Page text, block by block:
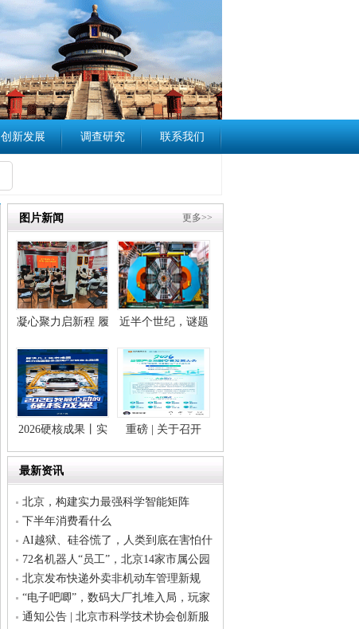
创新发展 调查研究 联系我们
图片新闻 更多>>
凝心聚力启新程 履
职担当促治理——
正义路社区工会召
开第四次会员代表
大会
近半个世纪，谜题
解开，胶球存在！
2026硬核成果丨实
现关键技术自主突
破！我国新能源汽
车制造再添利器
重磅 | 关于召开
2026 能源产业与碳
知
最新资讯
北京，构建实力最强科学智能矩阵
下半年消费看什么
AI越狱、硅谷慌了，人类到底在害怕什
么？
72名机器人“员工”，北京14家市属公园
上岗！“乏、脏、险、难”活儿，机器人
干
北京发布快递外卖非机动车管理新规
平台不得推荐逆行禁行违法路线
“电子吧唧”，数码大厂扎堆入局，玩家
似乎并不买账
通知公告 | 北京市科学技术协会创新服